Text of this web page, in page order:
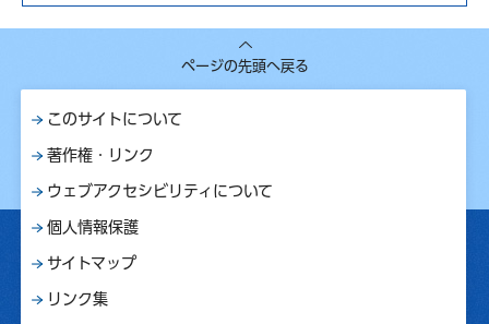
ページの先頭へ戻る
このサイトについて
著作権・リンク
ウェブアクセシビリティについて
個人情報保護
サイトマップ
リンク集